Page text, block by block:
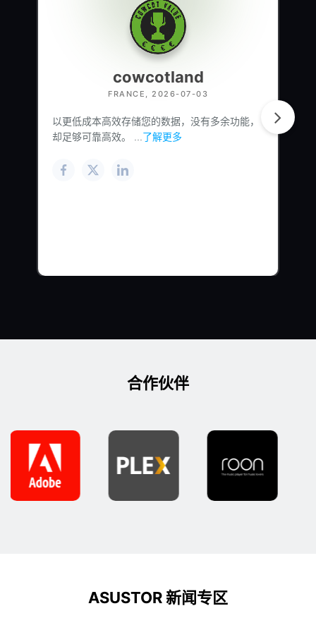
cowcotland
FRANCE, 2026-07-03
以更低成本高效存储您的数据，没有多余功能，
却足够可靠高效。 ... 了解更多
合作伙伴
ASUSTOR 新闻专区